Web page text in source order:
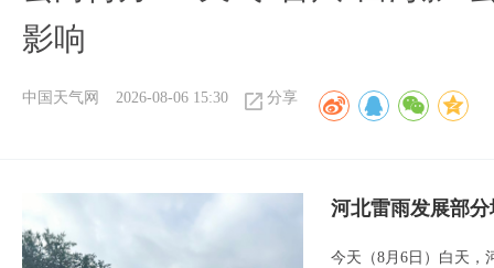
影响
中国天气网 2026-08-06 15:30 分享
河北雷雨发展部
今天（8月6日）白天，